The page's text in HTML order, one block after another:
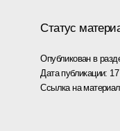
Статус
Опубликован в
Дата публикации:
Ссылка на